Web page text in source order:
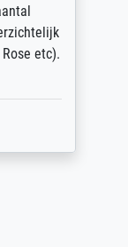
etc).